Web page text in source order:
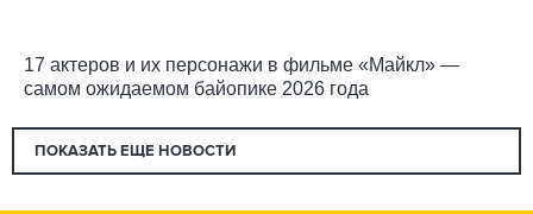
17 актеров и их персонажи в фильме «Майкл» —
самом ожидаемом байопике 2026 года
ПОКАЗАТЬ ЕЩЕ НОВОСТИ